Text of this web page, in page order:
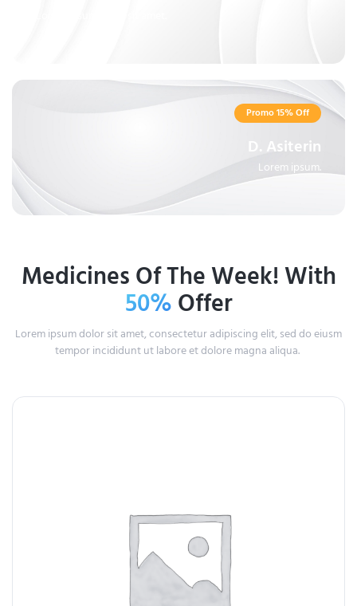
Promo 15% Off
D. Asiterin
Lorem ipsum.
Medicines Of The Week! With
50%Offer
Lorem ipsum dolor sit amet, consectetur adipiscing elit, sed do eiusm
tempor incididunt ut labore et dolore magna aliqua.